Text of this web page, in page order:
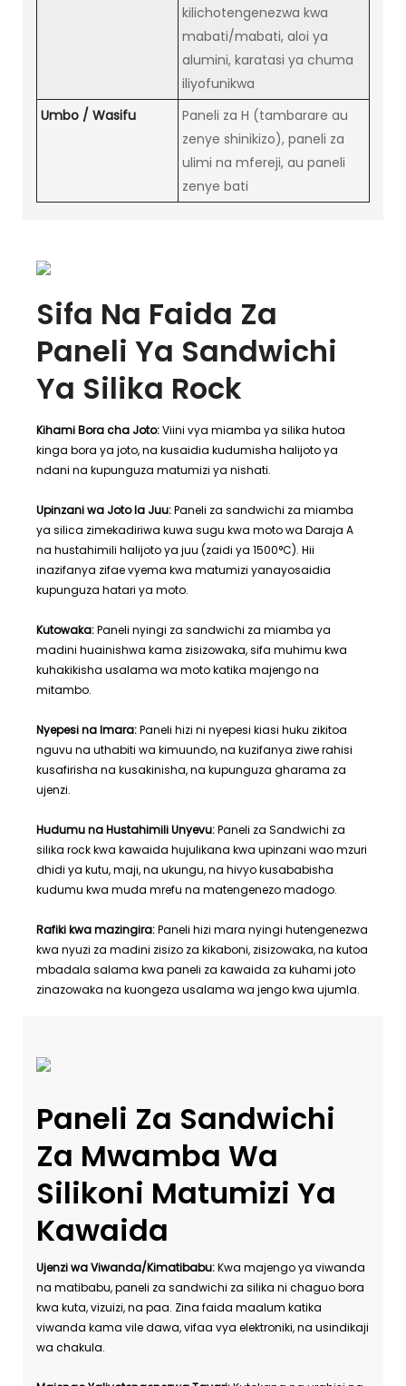
kilichotengenezwa kwa
mabati/mabati, aloi ya
alumini, karatasi ya chuma
iliyofunikwa
Umbo / Wasifu
Paneli za H (tambarare au
zenye shinikizo), paneli za
ulimi na mfereji, au paneli
zenye bati
Sifa Na Faida Za
Paneli Ya Sandwichi
Ya Silika Rock
Kihami Bora cha Joto:Viini vya miamba ya silika hutoa
kinga bora ya joto, na kusaidia kudumisha halijoto ya
ndani na kupunguza matumizi ya nishati.
Upinzani wa Joto la Juu:Paneli za sandwichi za miamba
ya silica zimekadiriwa kuwa sugu kwa moto wa Daraja A
na hustahimili halijoto ya juu (zaidi ya 1500°C). Hii
inazifanya zifae vyema kwa matumizi yanayosaidia
kupunguza hatari ya moto.
Kutowaka:Paneli nyingi za sandwichi za miamba ya
madini huainishwa kama zisizowaka, sifa muhimu kwa
kuhakikisha usalama wa moto katika majengo na
mitambo.
Nyepesi na Imara:Paneli hizi ni nyepesi kiasi huku zikitoa
nguvu na uthabiti wa kimuundo, na kuzifanya ziwe rahisi
kusafirisha na kusakinisha, na kupunguza gharama za
ujenzi.
Hudumu na Hustahimili Unyevu:Paneli za Sandwichi za
silika rock kwa kawaida hujulikana kwa upinzani wao mzuri
dhidi ya kutu, maji, na ukungu, na hivyo kusababisha
kudumu kwa muda mrefu na matengenezo madogo.
Rafiki kwa mazingira:Paneli hizi mara nyingi hutengenezwa
kwa nyuzi za madini zisizo za kikaboni, zisizowaka, na kutoa
mbadala salama kwa paneli za kawaida za kuhami joto
zinazowaka na kuongeza usalama wa jengo kwa ujumla.
Paneli Za Sandwichi
Za Mwamba Wa
Silikoni Matumizi Ya
Kawaida
Ujenzi wa Viwanda/Kimatibabu:Kwa majengo ya viwanda
na matibabu, paneli za sandwichi za silika ni chaguo bora
kwa kuta, vizuizi, na paa. Zina faida maalum katika
viwanda kama vile dawa, vifaa vya elektroniki, na usindikaji
wa chakula.